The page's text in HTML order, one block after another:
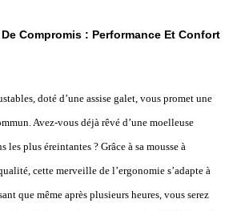
Compromis : Performance Et Confort
doté d’une assise galet, vous promet une
Avez-vous déjà rêvé d’une moelleuse
les plus éreintantes ? Grâce à sa mousse à
cette merveille de l’ergonomie s’adapte à
que même après plusieurs heures, vous serez